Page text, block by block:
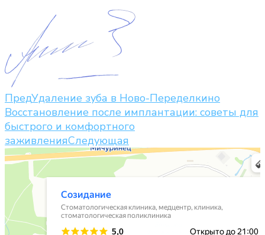
ПредУдаление зуба в Ново-Переделкино
Восстановление после имплантации: советы для
быстрого и комфортного
заживленияСледующая